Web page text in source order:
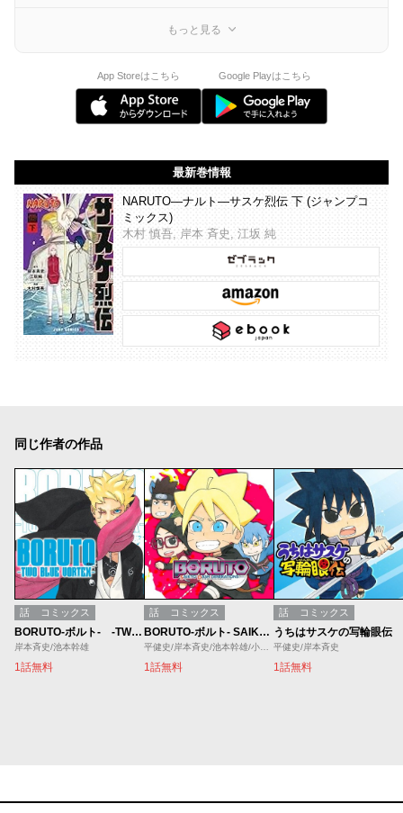
もっと見る
App Storeはこちら Google Playはこちら
最新巻情報
NARUTO―ナルト―サスケ烈伝 下 (ジャンプコ
ミックス)
木村 慎吾, 岸本 斉史, 江坂 純
同じ作者の作品
話 コミックス
BORUTO-ボルト- -TWO BLUE VORTEX-
岸本斉史/池本幹雄
1話無料
話 コミックス
BORUTO-ボルト- SAIKYO DASH GENERATIONS
1話無料
話 コミックス
うちはサスケの写輪眼伝
平健史/岸本斉史
1話無料